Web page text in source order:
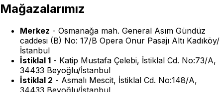
Mağazalarımız
Merkez - Osmanağa mah. General Asım Gündüz
caddesi (B) No: 17/B Opera Onur Pasajı Altı Kadıköy/
İstanbul
İstiklal 1 - Katip Mustafa Çelebi, İstiklal Cd. No:73/A,
34433 Beyoğlu/İstanbul
İstiklal 2 - Asmalı Mescit, İstiklal Cd. No:148/A,